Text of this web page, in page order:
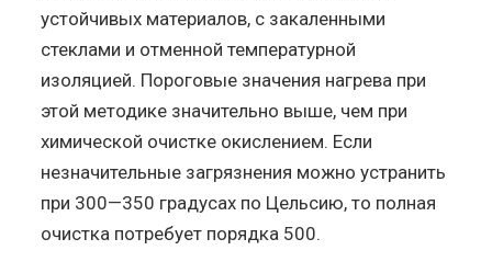
устойчивых материалов, с закаленными
стеклами и отменной температурной
изоляцией. Пороговые значения нагрева при
этой методике значительно выше, чем при
химической очистке окислением. Если
незначительные загрязнения можно устранить
при 300—350 градусах по Цельсию, то полная
очистка потребует порядка 500.